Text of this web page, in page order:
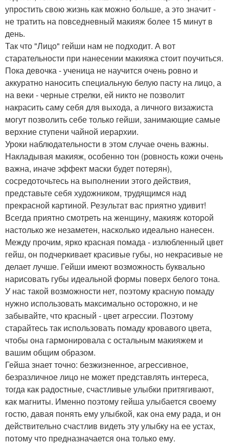
упростить свою жизнь как можно больше, а это значит -
не тратить на повседневный макияж более 15 минут в
день.
Так что "Лицо" гейши нам не подходит. А вот
старательности при нанесении макияжа стоит поучиться.
Пока девочка - ученица не научится очень ровно и
аккуратно наносить специальную белую пасту на лицо, а
на веки - черные стрелки, ей никто не позволит
накрасить саму себя для выхода, а личного визажиста
могут позволить себе только гейши, занимающие самые
верхние ступени чайной иерархии.
Уроки наблюдательности в этом случае очень важны.
Накладывая макияж, особенно тон (ровность кожи очень
важна, иначе эффект маски будет потерян),
сосредоточьтесь на выполнении этого действия,
представьте себя художником, трудящимся над
прекрасной картиной. Результат вас приятно удивит!
Всегда приятно смотреть на женщину, макияж которой
настолько же незаметен, насколько идеально нанесен.
Между прочим, ярко красная помада - излюбленный цвет
гейш, он подчеркивает красивые губы, но некрасивые не
делает лучше. Гейши имеют возможность буквально
нарисовать губы идеальной формы поверх белого тона.
У нас такой возможности нет, поэтому красную помаду
нужно использовать максимально осторожно, и не
забывайте, что красный - цвет агрессии. Поэтому
старайтесь так использовать помаду кровавого цвета,
чтобы она гармонировала с остальным макияжем и
вашим общим образом.
Гейша знает точно: безжизненное, агрессивное,
безразличное лицо не может представлять интереса,
тогда как радостные, счастливые улыбки притягивают,
как магниты. Именно поэтому гейша улыбается своему
гостю, давая понять ему улыбкой, как она ему рада, и он
действительно счастлив видеть эту улыбку на ее устах,
потому что предназначается она только ему.